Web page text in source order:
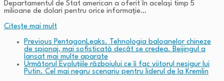
Departamentul de Stat american a oferit în acelaşi timp 5
milioane de dolari pentru orice informaţie…
Citeşte mai mult
Previous PentagonLeaks. Tehnologia baloanelor chineze
de spionaj, mai sofisticată decât se credea. Beijingul a
lansat mai multe aparate
Următorul
Evoluțiile războiului ce îi fac viitorul nesigur lui
Putin. Cel mai negru scenariu pentru liderul de la Kremlin